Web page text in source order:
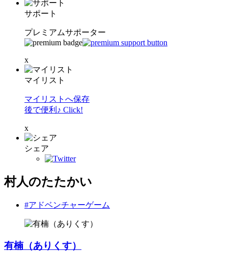
サポート
プレミアムサポーター
x
マイリスト
マイリストへ保存
後で便利♪ Click!
x
シェア
村人のたたかい
#アドベンチャーゲーム
有楠（ありくす）